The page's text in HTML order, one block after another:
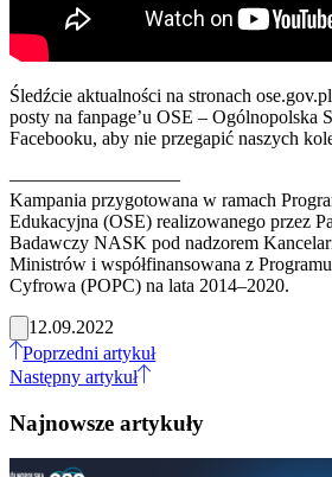
Śledźcie aktualności na stronach
posty na fanpage’u OSE – Ogólnopolska
Facebooku, aby nie przegapić naszych
—————————
Kampania przygotowana w ramach
Edukacyjna (OSE) realizowanego przez
Badawczy NASK pod nadzorem
Ministrów i współfinansowana z
Cyfrowa (POPC) na lata 2014–2020.
12.09.2022
Poprzedni artykuł
Następny artykuł
Najnowsze artykuły